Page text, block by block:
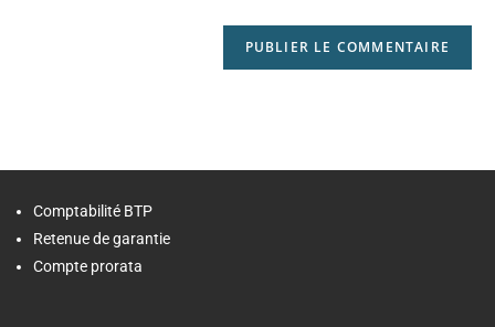
Comptabilité BTP
Retenue de garantie
Compte prorata